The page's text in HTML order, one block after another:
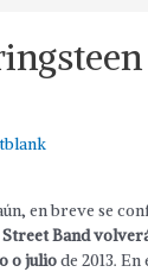
en breve se
Band
o juliode 2013.